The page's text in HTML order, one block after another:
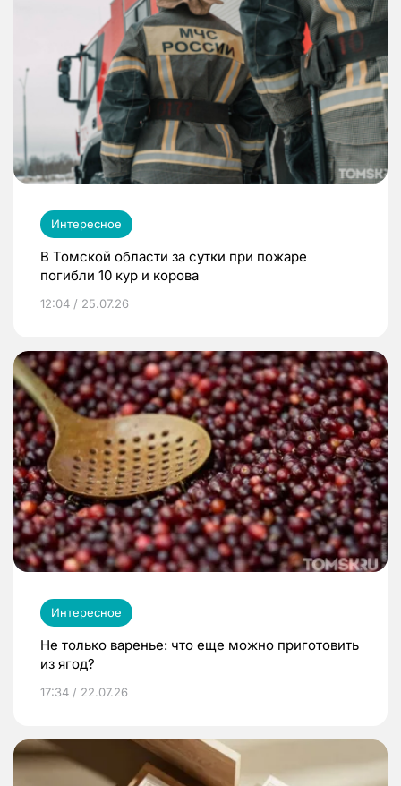
Интересное
В Томской области за сутки при пожаре
погибли 10 кур и корова
12:04 / 25.07.26
Интересное
Не только варенье: что еще можно приготовить
из ягод?
17:34 / 22.07.26